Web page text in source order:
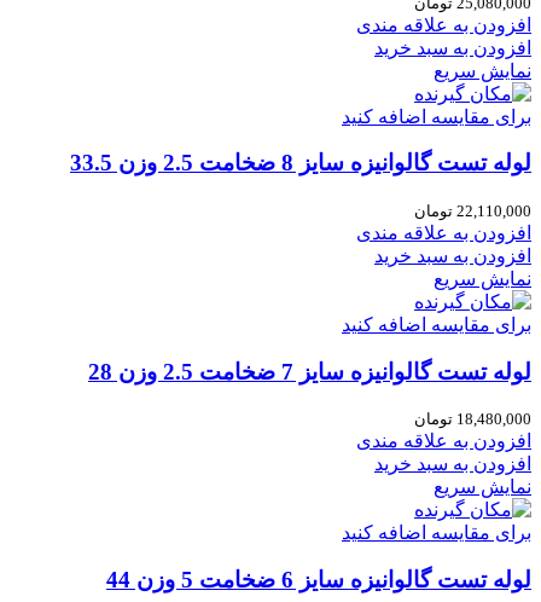
افزودن به علاقه مندی
افزودن به سبد خرید
نمایش سریع
برای مقایسه اضافه کنید
لوله تست گالوانیزه سایز 8 ضخامت 2.5 وزن 33.5
22,110,000 تومان
افزودن به علاقه مندی
افزودن به سبد خرید
نمایش سریع
برای مقایسه اضافه کنید
لوله تست گالوانیزه سایز 7 ضخامت 2.5 وزن 28
18,480,000 تومان
افزودن به علاقه مندی
افزودن به سبد خرید
نمایش سریع
برای مقایسه اضافه کنید
لوله تست گالوانیزه سایز 6 ضخامت 5 وزن 44